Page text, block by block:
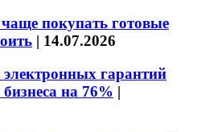
покупать готовые
| 14.07.2026
гарантий
на 76% |